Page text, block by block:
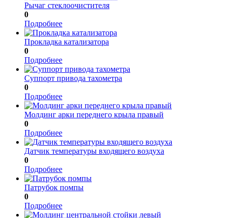
Рычаг стеклоочистителя
0
Подробнее
Прокладка катализатора
0
Подробнее
Суппорт привода тахометра
0
Подробнее
Молдинг арки переднего крыла правый
0
Подробнее
Датчик температуры входящего воздуха
0
Подробнее
Патрубок помпы
0
Подробнее